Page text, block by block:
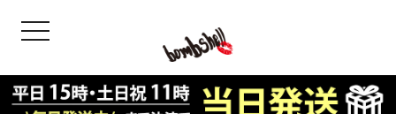
toggle navigation